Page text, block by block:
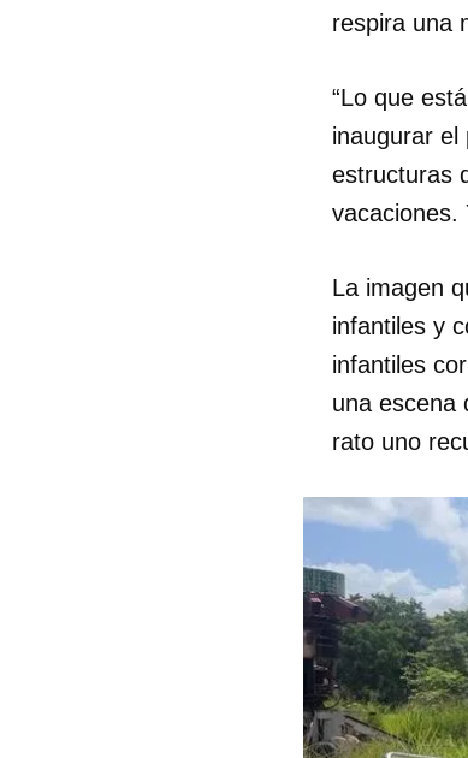
respira una
“Lo que
inaugurar el
estructuras
vacaciones.
La imagen
infantiles y
infantiles
una escena
rato uno